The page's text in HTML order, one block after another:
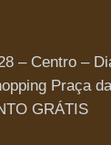
– Centro –
Praça
GRÁTIS